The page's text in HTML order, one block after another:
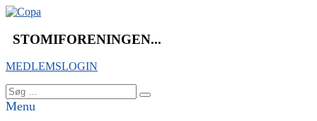
Videre
indhold
STOMIFORENINGEN...
MEDLEMSLOGIN
Søg
efter:
Søg
Menu